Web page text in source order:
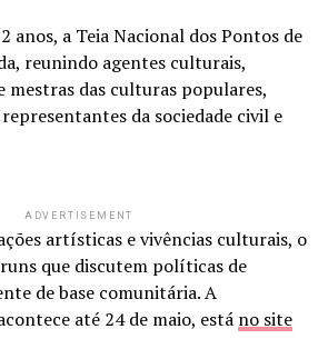
anos, a Teia Nacional dos Pontos de
reunindo agentes culturais,
mestras das culturas populares,
da sociedade civil e
ADVERTISEMENT
artísticas e vivências culturais, o
que discutem políticas de
de base comunitária. A
até 24 de maio, está no site